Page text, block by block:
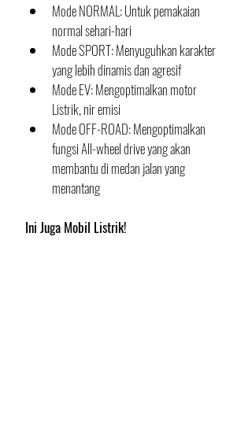
Mode NORMAL: Untuk pemakaian
normal sehari-hari
Mode SPORT: Menyuguhkan karakter
yang lebih dinamis dan agresif
Mode EV: Mengoptimalkan motor
Listrik, nir emisi
Mode OFF-ROAD: Mengoptimalkan
fungsi All-wheel drive yang akan
membantu di medan jalan yang
menantang
Ini Juga Mobil Listrik!